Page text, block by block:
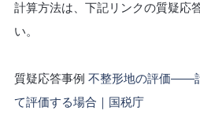
計算方法は、下記リンクの質疑応
い。
質疑応答事例 不整形地の評価――
て評価する場合｜国税庁